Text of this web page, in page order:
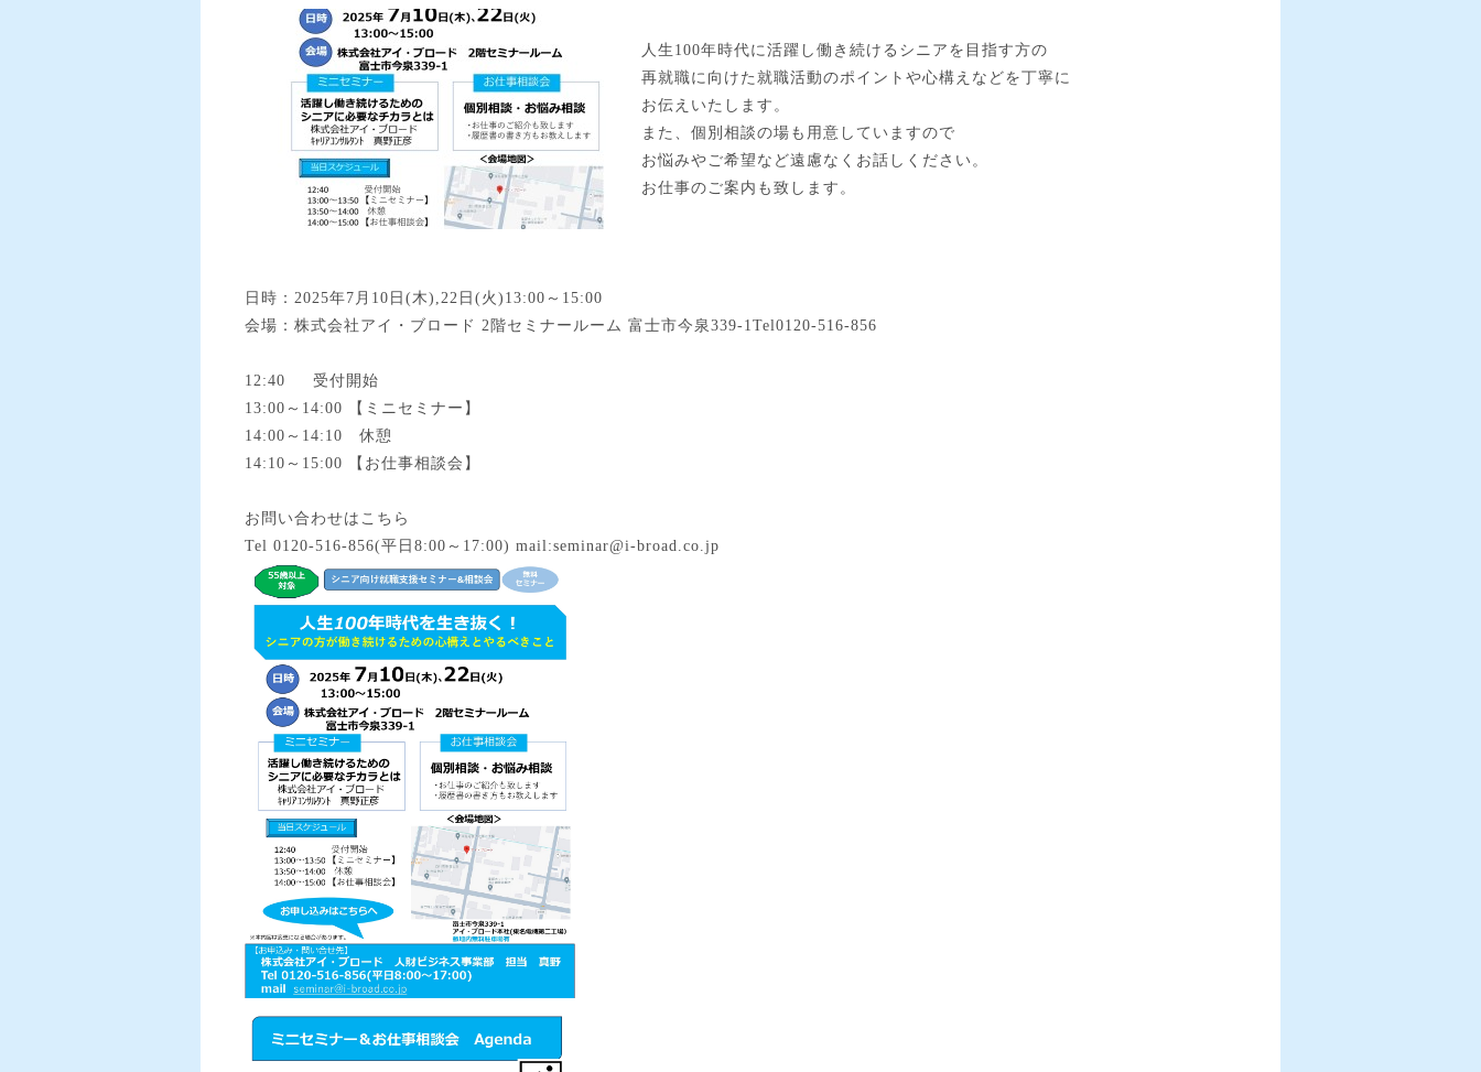
人生100年時代に活躍し働き続けるシニアを目指す方の
再就職に向けた就職活動のポイントや心構えなどを丁寧に
お伝えいたします。
また、個別相談の場も用意していますので
お悩みやご希望など遠慮なくお話しください。
お仕事のご案内も致します。
日時：2025年7月10日(木),22日(火)13:00～15:00
会場：株式会社アイ・ブロード 2階セミナールーム 富士市今泉339-1Tel0120-516-856
12:40 受付開始
13:00～14:00 【ミニセミナー】
14:00～14:10 休憩
14:10～15:00 【お仕事相談会】
お問い合わせはこちら
Tel 0120-516-856(平日8:00～17:00) mail:seminar@i-broad.co.jp